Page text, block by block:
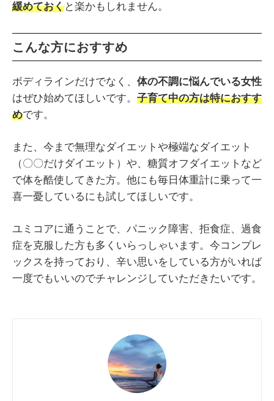
緩めておくと楽かもしれません。
こんな方におすすめ
ボディラインだけでなく、 体の不調に悩んでいる女性
はぜひ始めてほしいです。 子育て中の方は特におすす
めです。
また、今まで無理なダイエットや極端なダイエット
（〇〇だけダイエット）や、糖質オフダイエットなど
で体を酷使してきた方。他にも毎日体重計に乗って一
喜一憂しているにも試してほしいです。
ユミコアに通うことで、パニック障害、拒食症、過食
症を克服した方も多くいらっしゃいます。今コンプレ
ックスを持っており、辛い思いをしている方がいれば
一度でもいいのでチャレンジしていただきたいです。